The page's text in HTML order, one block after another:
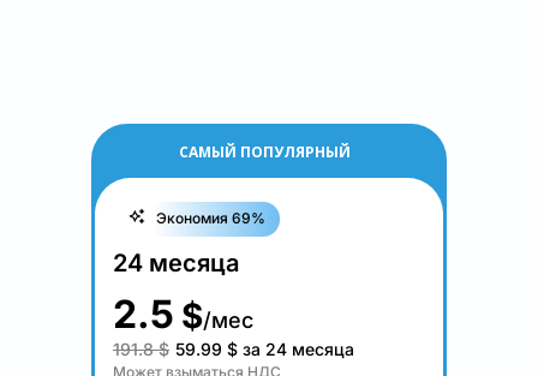
САМЫЙ ПОПУЛЯРНЫЙ
Экономия 69%
24 месяца
2.5 $/мес
191.8 $ 59.99 $ за 24 месяца
Может взыматься НДС